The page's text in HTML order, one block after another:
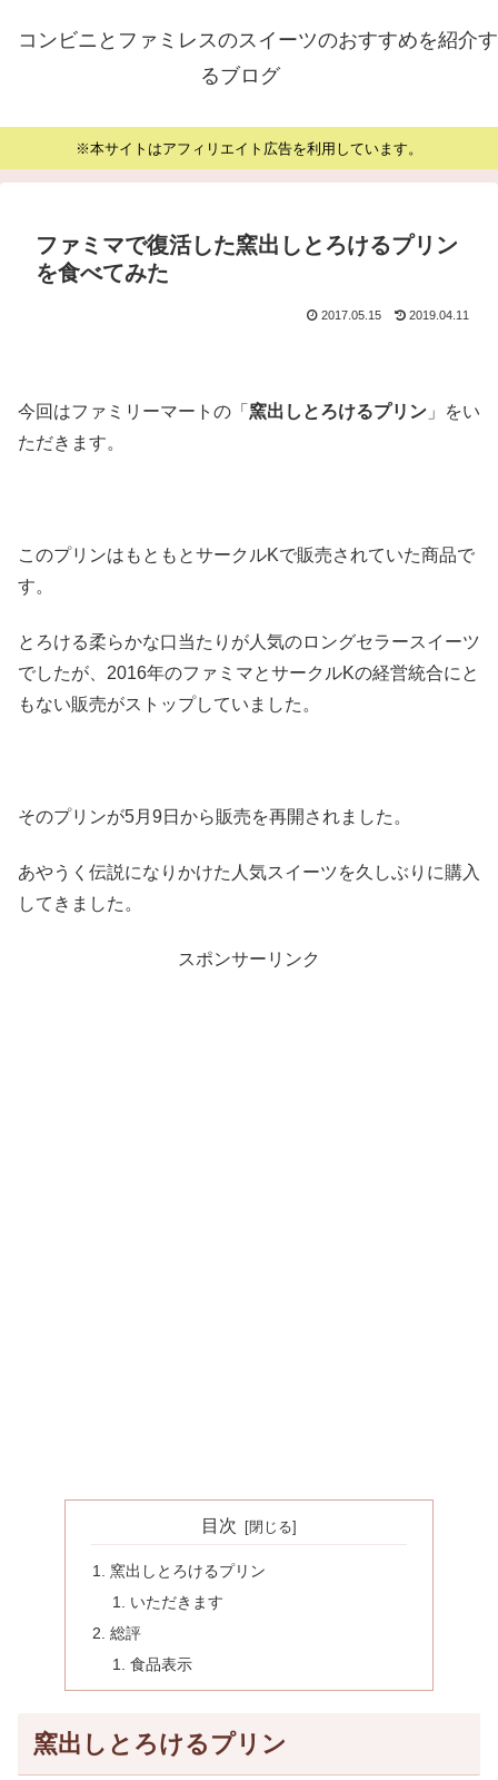
コンビニとファミレスのスイーツのおすすめを紹介す
るブログ
※本サイトはアフィリエイト広告を利用しています。
ファミマで復活した窯出しとろけるプリン
を食べてみた
2017.05.15 2019.04.11
今回はファミリーマートの「 窯出しとろけるプリン 」をい
ただきます。
このプリンはもともとサークルKで販売されていた商品で
す。
とろける柔らかな口当たりが人気のロングセラースイーツ
でしたが、2016年のファミマとサークルKの経営統合にと
もない販売がストップしていました。
そのプリンが5月9日から販売を再開されました。
あやうく伝説になりかけた人気スイーツを久しぶりに購入
してきました。
スポンサーリンク
目次
窯出しとろけるプリン
いただきます
総評
食品表示
窯出しとろけるプリン